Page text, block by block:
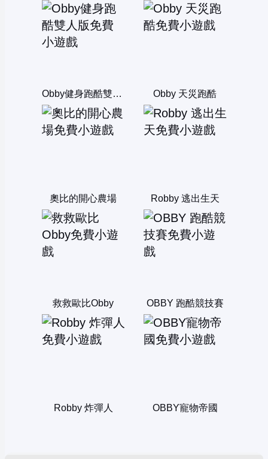
Obby健身跑酷雙人版 Obby 天災跑酷
奧比的開心農場 Robby 逃出生天
救救歐比Obby OBBY 跑酷競技賽
Robby 炸彈人 OBBY寵物帝國